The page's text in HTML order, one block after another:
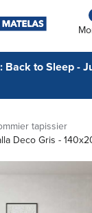
to Sleep -
tapissier
Deco Gris -